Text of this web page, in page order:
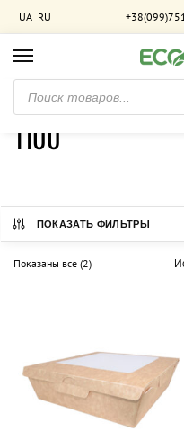
UA RU
Главная / Товар Объем (мл)
1100
ПОКАЗАТЬ ФИЛЬТРЫ
Показаны все (2)